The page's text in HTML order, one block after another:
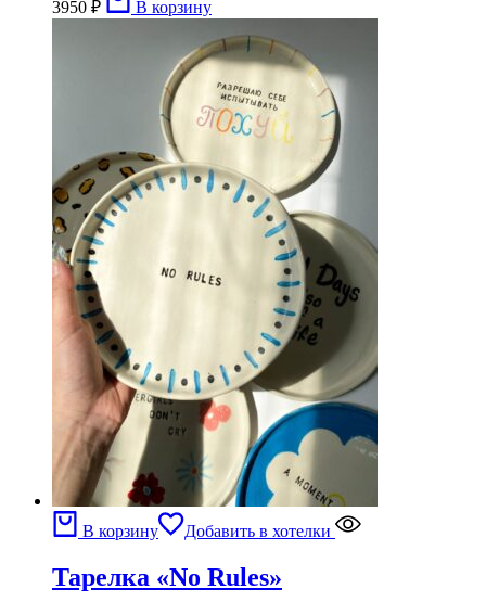
3950 ₽ В корзину
В корзину Добавить в хотелки
Тарелка «No Rules»